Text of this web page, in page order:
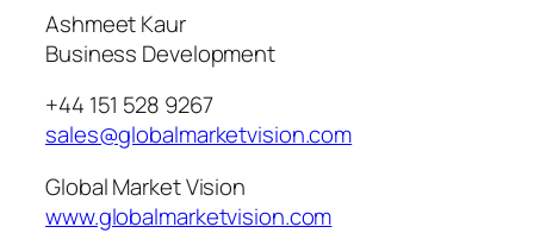
Ashmeet Kaur
Business Development
+44 151 528 9267
sales@globalmarketvision.com
Global Market Vision
www.globalmarketvision.com